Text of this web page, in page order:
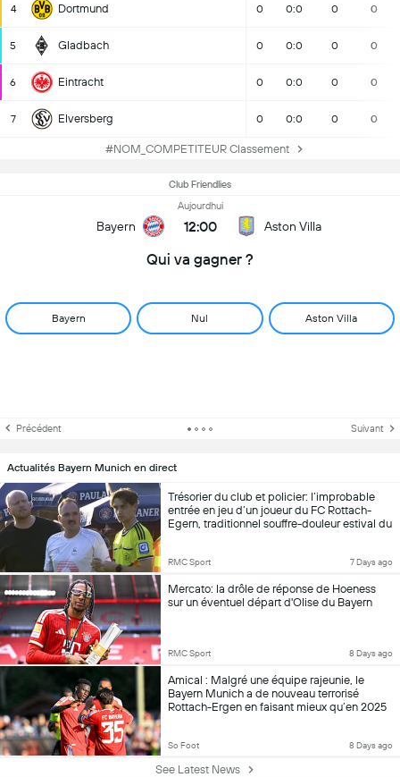
4 Dortmund 0 0:0 0 0
5 Gladbach 0 0:0 0 0
6 Eintracht 0 0:0 0 0
7 Elversberg 0 0:0 0 0
#NOM_COMPETITEUR Classement
Club Friendlies
Bayern
Aujourdhui
12:00 Aston Villa
Qui va gagner ?
Bayern Nul Aston Villa
Précédent Suivant
Actualités Bayern Munich en direct
Trésorier du club et policier: l’improbable
entrée en jeu d’un joueur du FC Rottach-
Egern, traditionnel souffre-douleur estival du
RMC Sport 7 Days ago
Mercato: la drôle de réponse de Hoeness
sur un éventuel départ d'Olise du Bayern
RMC Sport 8 Days ago
Amical : Malgré une équipe rajeunie, le
Bayern Munich a de nouveau terrorisé
Rottach-Ergen en faisant mieux qu’en 2025
So Foot 8 Days ago
See Latest News